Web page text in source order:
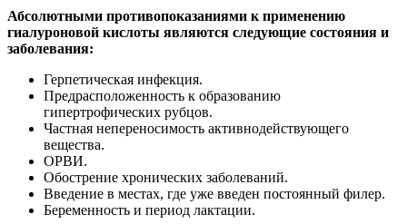
Абсолютными противопоказаниями к применению
гиалуроновой кислоты являются следующие состояния и
заболевания:
Герпетическая инфекция.
Предрасположенность к образованию
гипертрофических рубцов.
Частная непереносимость активнодействующего
вещества.
ОРВИ.
Обострение хронических заболеваний.
Введение в местах, где уже введен постоянный филер.
Беременность и период лактации.